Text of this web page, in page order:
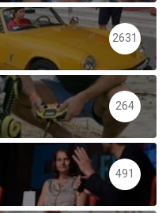
2631
264
491